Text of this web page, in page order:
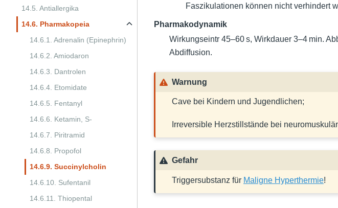
14.5. Antiallergika
14.6. Pharmakopeia
14.6.1. Adrenalin (Epinephrin)
14.6.2. Amiodaron
14.6.3. Dantrolen
14.6.4. Etomidate
14.6.5. Fentanyl
14.6.6. Ketamin, S-
14.6.7. Piritramid
14.6.8. Propofol
14.6.9. Succinylcholin
14.6.10. Sufentanil
14.6.11. Thiopental
Faszikulationen können nicht verhindert
Pharmakodynamik
Wirkungseintr 45–60 s, Wirkdauer 3–4 min.
Abdiffusion.
Warnung
Cave bei Kindern und Jugendlichen;
Irreversible Herzstillstände bei
Gefahr
Triggersubstanz für Maligne Hyperthermie!